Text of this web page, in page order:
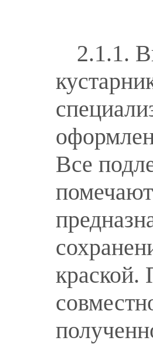
2.1.1.
Все
краской.